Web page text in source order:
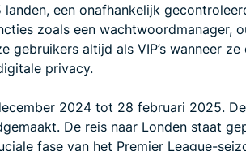
landen, een onafhankelijk
zoals een wachtwoordmanager,
gebruikers altijd als VIP’s wanneer
privacy.
2024 tot 28 februari 2025.
De reis naar Londen staat
fase van het Premier League-